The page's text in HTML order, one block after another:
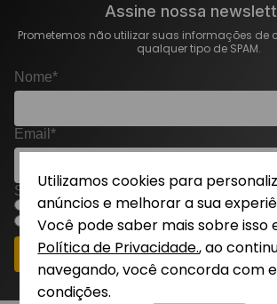
Utilizamos cookies para
anúncios e melhorar a sua
Você pode saber mais sobre isso
Política de Privacidade., ao
navegando, você concorda com
condições.
Assine nossa
Prometemos não utilizar suas informações de
qualquer tipo de SPAM.
Nome*
Email*
Sou um consultor?*
Sim
Não
CADASTRAR-ME